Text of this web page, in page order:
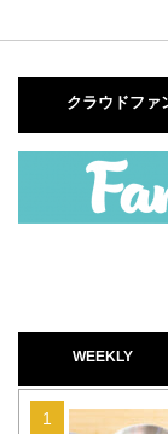
クラウドファ
WEEKLY